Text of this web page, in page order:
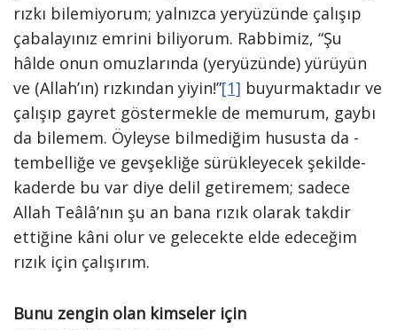
rızkı bilemiyorum; yalnızca yeryüzünde çalışıp
çabalayınız emrini biliyorum. Rabbimiz, “Şu
hâlde onun omuzlarında (yeryüzünde) yürüyün
ve (Allah’ın) rızkından yiyin!”[1] buyurmaktadır ve
çalışıp gayret göstermekle de memurum, gaybı
da bilemem. Öyleyse bilmediğim hususta da -
tembelliğe ve gevşekliğe sürükleyecek şekilde-
kaderde bu var diye delil getiremem; sadece
Allah Teâlâ’nın şu an bana rızık olarak takdir
ettiğine kâni olur ve gelecekte elde edeceğim
rızık için çalışırım.
Bunu zengin olan kimseler için